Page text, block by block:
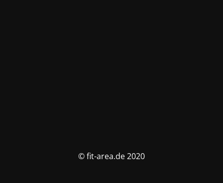
© fit-area.de 2020